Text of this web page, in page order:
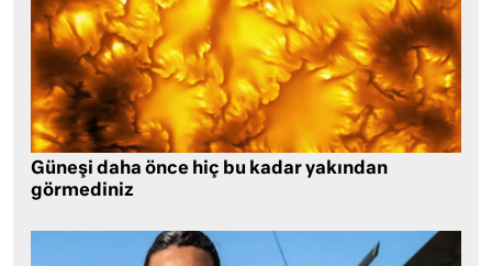
Güneşi daha önce hiç bu kadar yakından
görmediniz